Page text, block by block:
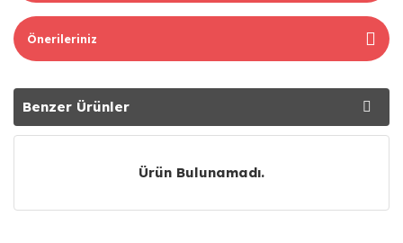
Önerileriniz
Benzer Ürünler
Tavsiye Ürünler
Ürün Bulunamadı.